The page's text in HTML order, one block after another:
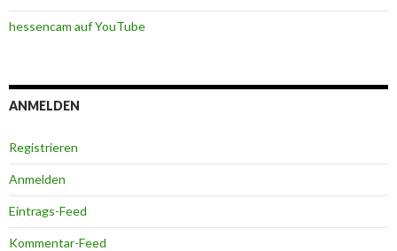
hessencam auf YouTube
ANMELDEN
Registrieren
Anmelden
Eintrags-Feed
Kommentar-Feed